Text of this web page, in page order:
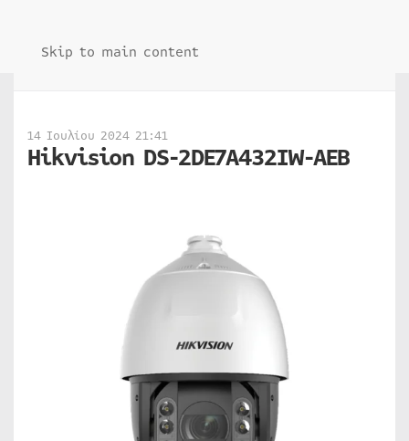
Skip to main content
14 Ιουλίου 2024 21:41
Hikvision DS-2DE7A432IW-AEB